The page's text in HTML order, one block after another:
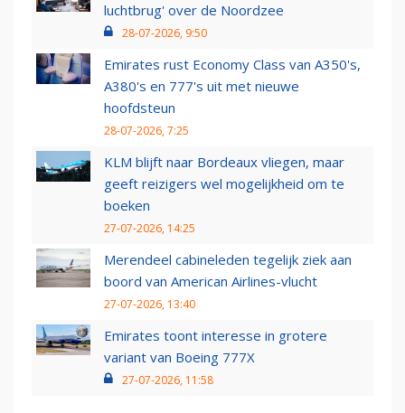
luchtbrug' over de Noordzee
28-07-2026, 9:50
Emirates rust Economy Class van A350's,
A380's en 777's uit met nieuwe
hoofdsteun
28-07-2026, 7:25
KLM blijft naar Bordeaux vliegen, maar
geeft reizigers wel mogelijkheid om te
boeken
27-07-2026, 14:25
Merendeel cabineleden tegelijk ziek aan
boord van American Airlines-vlucht
27-07-2026, 13:40
Emirates toont interesse in grotere
variant van Boeing 777X
27-07-2026, 11:58